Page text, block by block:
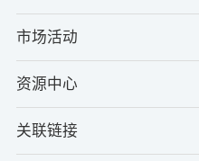
市场活动
资源中心
关联链接